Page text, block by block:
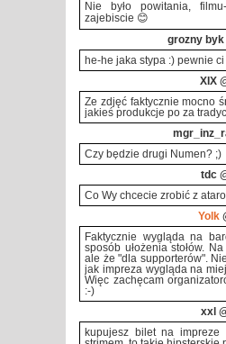
Nie było powitania,
zajebiscie 😊
grozny byk
he-he jaka stypa :) pewnie
XIX
Ze zdjęć faktycznie mocno
jakieś produkcje po za
Czy będzie drugi Numen? ;)
tdc
Co Wy chcecie zrobić z
Yolk
Faktycznie wygląda na
sposób ułożenia stołów.
ale że "dla supporterów".
jak impreza wygląda na
Więc zachęcam
:-)
xxl
kupujesz bilet na